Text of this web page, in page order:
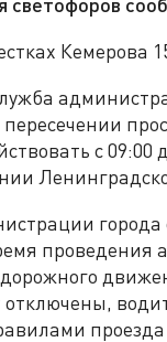
Кемерова
пересечении
с 09:00
города
отключены,